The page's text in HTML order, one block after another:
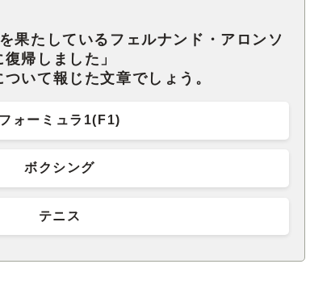
果たしているフェルナンド・アロンソ
帰しました」
いて報じた文章でしょう。
ォーミュラ1(F1)
ボクシング
テニス